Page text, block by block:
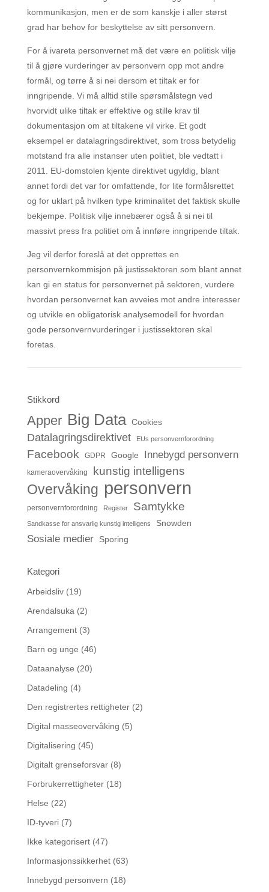
kommunikasjon, men er de som kanskje i aller størst
grad har behov for beskyttelse av sitt personvern.
For å ivareta personvernet må det være en politisk vilje
til å gjøre vurderinger av personvern opp mot andre
formål, og tørre å si nei dersom et tiltak er for
inngripende. Vi må alltid stille spørsmålstegn ved
hvorvidt ulike tiltak er effektive og stille krav til
dokumentasjon om at tiltakene vil virke. Et godt
eksempel er datalagringsdirektivet, som tross betydelig
motstand fra alle instanser uten politiet, ble vedtatt i
2011. EU-domstolen kjente direktivet ugyldig, blant
annet fordi det var for omfattende, for lite formålsrettet
og for uklart på hvilken type kriminalitet det faktisk skulle
bekjempe. Politisk vilje innebærer også å si nei til
massivt press fra politiet om å innføre inngripende tiltak.
Jeg vil derfor foreslå at det opprettes en
personvernkommisjon på justissektoren som blant annet
kan gi en status for personvernet på sektoren, vurdere
hvordan personvernet kan avveies mot andre interesser
og utvikle en obligatorisk analysemodell for hvordan
gode personvernvurderinger i justissektoren skal
foretas.
Stikkord
Apper Big Data Cookies
Datalagringsdirektivet EUs personvernforordning
Facebook GDPR Google Innebygd personvern
kameraovervåking kunstig intelligens
Overvåking personvern
personvernforordning Register Samtykke
Sandkasse for ansvarlig kunstig intelligens Snowden
Sosiale medier Sporing
Kategori
Arbeidsliv(19)
Arendalsuka (2)
Arrangement(3)
Barn og unge (46)
Dataanalyse (20)
Datadeling (4)
Den registrertes rettigheter(2)
Digital masseovervåking (5)
Digitalisering (45)
Digitalt grenseforsvar(8)
Forbrukerrettigheter(18)
Helse (22)
ID-tyveri(7)
Ikke kategorisert(47)
Informasjonssikkerhet(63)
Innebygd personvern (18)